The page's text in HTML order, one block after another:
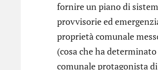
fornire un piano di
provvisorie ed
proprietà comunale
(cosa che ha
comunale protagonista